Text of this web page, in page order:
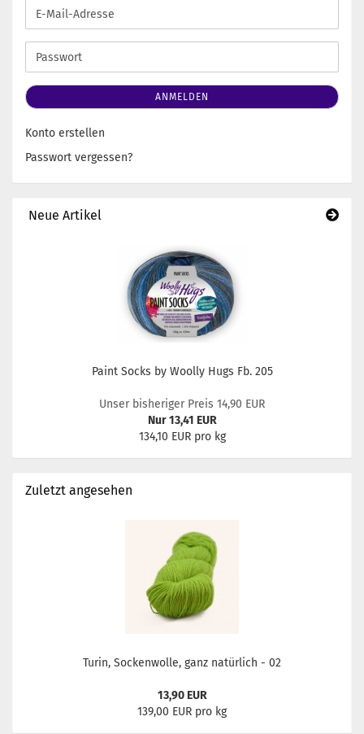
E-
Mail-
Adresse
Passwort
ANMELDEN
Konto erstellen
Passwort vergessen?
Neue Artikel
Paint Socks by Woolly Hugs Fb. 205
Unser bisheriger Preis 14,90 EUR
Nur 13,41 EUR
134,10 EUR pro kg
Zuletzt angesehen
Turin, Sockenwolle, ganz natürlich - 02
13,90 EUR
139,00 EUR pro kg